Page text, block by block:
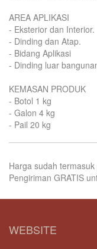
AREA APLIKASI
- Eksterior dan Interior.
- Dinding dan Atap.
- Bidang Aplikasi
- Dinding luar
KEMASAN PRODUK
- Botol 1 kg
- Galon 4 kg
- Pail 20 kg
Harga sudah termasuk
Pengiriman GRATIS
WEBSITE